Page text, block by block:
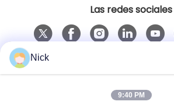
Las redes sociales
00-86-15021631102
Nick
9:40 PM